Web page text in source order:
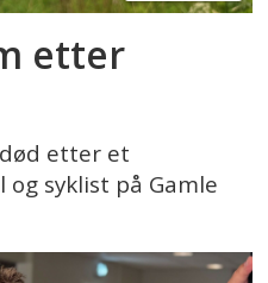
etter
etter et
syklist på Gamle